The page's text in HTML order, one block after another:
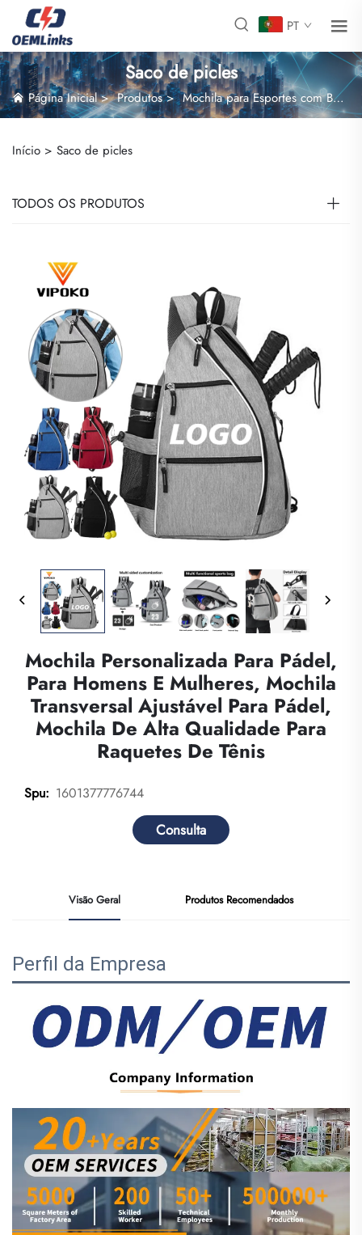
PT
Saco de picles
Página Inicial>Produtos>Mochila para Esportes com Bolas
Início > Saco de picles
TODOS OS PRODUTOS
Mochila Personalizada Para Pádel,
Para Homens E Mulheres, Mochila
Transversal Ajustável Para Pádel,
Mochila De Alta Qualidade Para
Raquetes De Tênis
Spu: 1601377776744
Consulta
Visão Geral Produtos Recomendados
Perfil da Empresa